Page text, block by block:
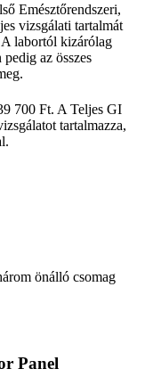
Emésztőrendszeri,
vizsgálati tartalmát
A labortól kizárólag
az összes
700 Ft. A Teljes GI
tartalmazza,
önálló csomag
Panel